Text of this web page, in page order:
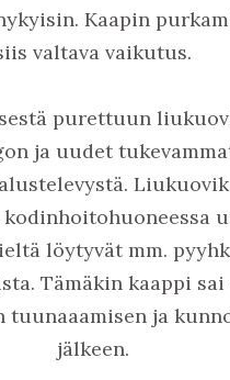
Kaapin
valtava vaikutus.
purettuun
ja uudet
löytyvät mm.
Tämäkin kaappi
tuunaaamisen ja
jälkeen.